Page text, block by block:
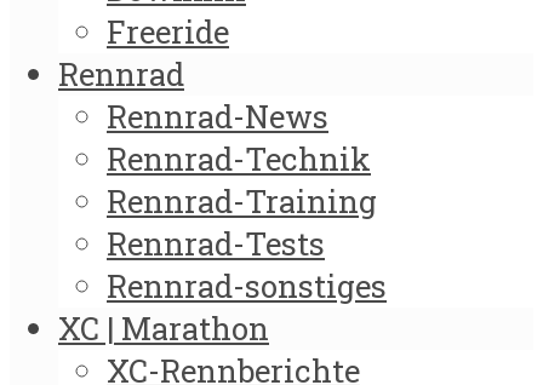
Freeride
Rennrad
Rennrad-News
Rennrad-Technik
Rennrad-Training
Rennrad-Tests
Rennrad-sonstiges
XC | Marathon
XC-Rennberichte